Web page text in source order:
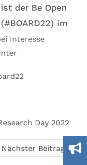
der Be Open
im
Interesse
Day 2022
Nächster Beitrag